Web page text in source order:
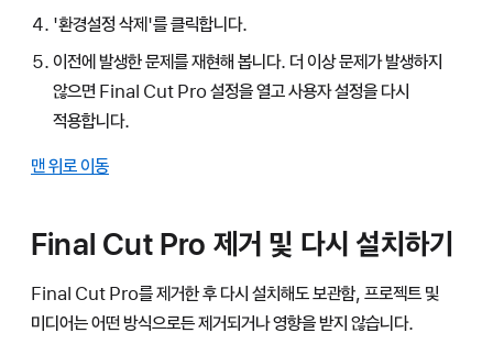
'환경설정 삭제'를 클릭합니다.
이전에 발생한 문제를 재현해 봅니다. 더 이상 문제가 발생하지
않으면 Final Cut Pro 설정을 열고 사용자 설정을 다시
적용합니다.
맨 위로 이동
Final Cut Pro 제거 및 다시 설치하기
Final Cut Pro를 제거한 후 다시 설치해도 보관함, 프로젝트 및
미디어는 어떤 방식으로든 제거되거나 영향을 받지 않습니다.